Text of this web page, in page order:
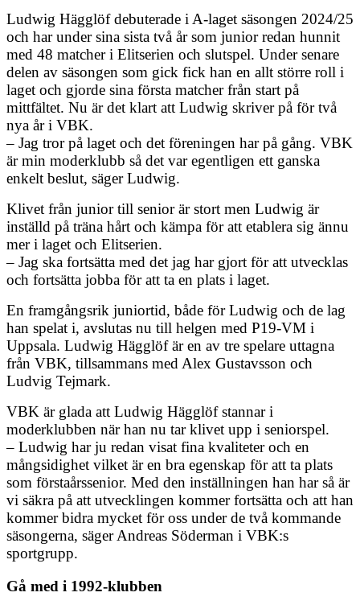
Ludwig Hägglöf debuterade i A-laget säsongen 2024/25
och har under sina sista två år som junior redan hunnit
med 48 matcher i Elitserien och slutspel. Under senare
delen av säsongen som gick fick han en allt större roll i
laget och gjorde sina första matcher från start på
mittfältet. Nu är det klart att Ludwig skriver på för två
nya år i VBK.
– Jag tror på laget och det föreningen har på gång. VBK
är min moderklubb så det var egentligen ett ganska
enkelt beslut, säger Ludwig.
Klivet från junior till senior är stort men Ludwig är
inställd på träna hårt och kämpa för att etablera sig ännu
mer i laget och Elitserien.
– Jag ska fortsätta med det jag har gjort för att utvecklas
och fortsätta jobba för att ta en plats i laget.
En framgångsrik juniortid, både för Ludwig och de lag
han spelat i, avslutas nu till helgen med P19-VM i
Uppsala. Ludwig Hägglöf är en av tre spelare uttagna
från VBK, tillsammans med Alex Gustavsson och
Ludvig Tejmark.
VBK är glada att Ludwig Hägglöf stannar i
moderklubben när han nu tar klivet upp i seniorspel.
– Ludwig har ju redan visat fina kvaliteter och en
mångsidighet vilket är en bra egenskap för att ta plats
som förstaårssenior. Med den inställningen han har så är
vi säkra på att utvecklingen kommer fortsätta och att han
kommer bidra mycket för oss under de två kommande
säsongerna, säger Andreas Söderman i VBK:s
sportgrupp.
Gå med i 1992-klubben